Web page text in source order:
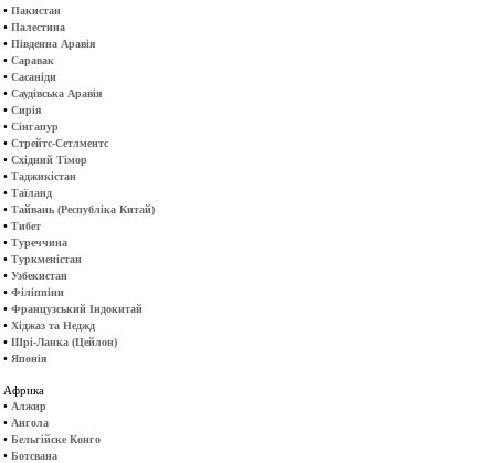
• Пакистан
• Палестина
• Південна Аравія
• Саравак
• Сасаніди
• Саудівська Аравія
• Сирія
• Сінгапур
• Стрейтс-Сетлментс
• Східний Тімор
• Таджикістан
• Таїланд
• Тайвань (Республіка Китай)
• Тибет
• Туреччина
• Туркменістан
• Узбекистан
• Філіппіни
• Французський Індокитай
• Хіджаз та Неджд
• Шрі-Ланка (Цейлон)
• Японія
Африка
• Алжир
• Ангола
• Бельгійске Конго
• Ботсвана